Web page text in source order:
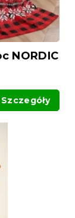
NORDIC
Szczegóły